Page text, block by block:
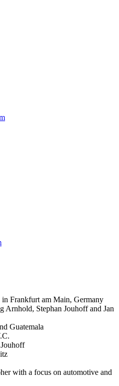
Frankfurt am Main, Germany
Arnhold, Stephan Jouhoff and Jan
Guatemala
with a focus on automotive and